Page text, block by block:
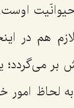
هم در
بر
امور